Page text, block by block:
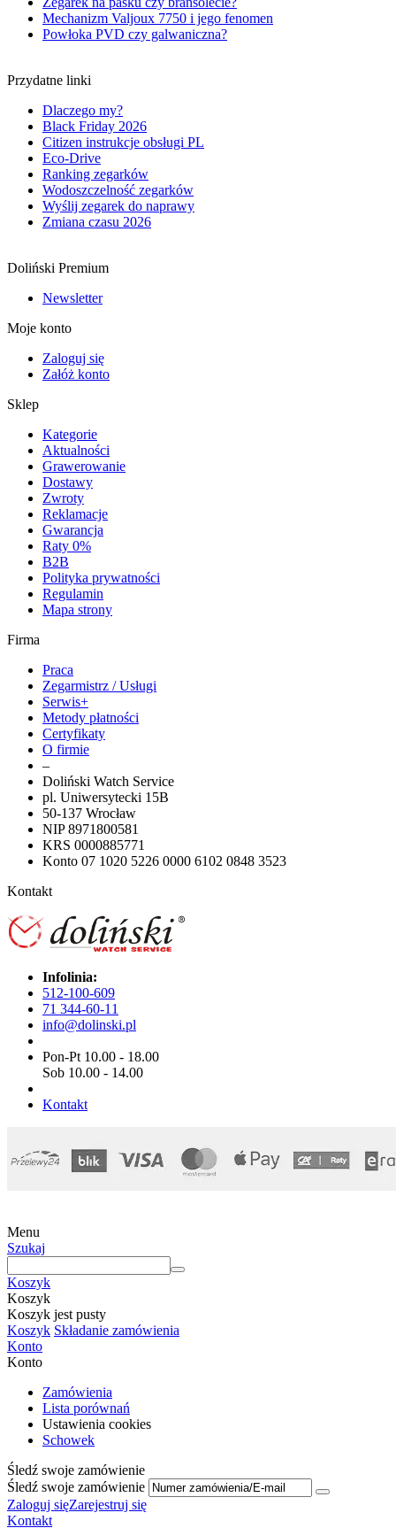
Mechanizm Valjoux 7750 i jego fenomen
Powłoka PVD czy galwaniczna?
Przydatne linki
Dlaczego my?
Black Friday 2026
Citizen instrukcje obsługi PL
Eco-Drive
Ranking zegarków
Wodoszczelność zegarków
Wyślij zegarek do naprawy
Zmiana czasu 2026
Doliński Premium
Newsletter
Moje konto
Zaloguj się
Załóż konto
Sklep
Kategorie
Aktualności
Grawerowanie
Dostawy
Zwroty
Reklamacje
Gwarancja
Raty 0%
B2B
Polityka prywatności
Regulamin
Mapa strony
Firma
Praca
Zegarmistrz / Usługi
Serwis+
Metody płatności
Certyfikaty
O firmie
–
Doliński Watch Service
pl. Uniwersytecki 15B
50-137 Wrocław
NIP 8971800581
KRS 0000885771
Konto 07 1020 5226 0000 6102 0848 3523
Kontakt
Infolinia:
512-100-609
71 344-60-11
info@dolinski.pl
Pon-Pt 10.00 - 18.00
Sob 10.00 - 14.00
Kontakt
Menu
Szukaj
Koszyk
Koszyk
Koszyk jest pusty
Koszyk Składanie zamówienia
Konto
Konto
Zamówienia
Lista porównań
Ustawienia cookies
Schowek
Śledź swoje zamówienie
Śledź swoje zamówienie
Zaloguj sięZarejestruj się
Kontakt